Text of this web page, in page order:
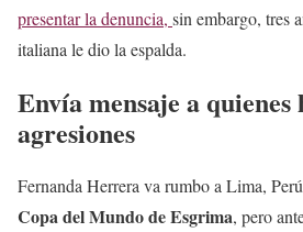
presentar la denuncia, sin embargo, tres
italiana le dio la espalda.
Envía mensaje a
agresiones
Fernanda Herrera va rumbo a Lima,
Copa del Mundo de Esgrima, pero